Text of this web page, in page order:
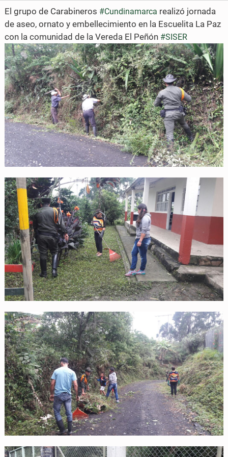
o
n
F
a
c
e
b
o
o
k
o
n
T
w
i
t
t
e
r
El grupo de Carabineros #Cundinamarca realizó jornada
de aseo, ornato y embellecimiento en la Escuelita La Paz
con la comunidad de la Vereda El Peñón #SISER